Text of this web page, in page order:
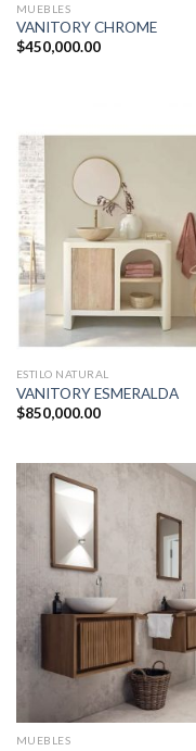
MUEBLES
VANITORY CHROME
$450,000.00
ESTILO NATURAL
VANITORY ESMERALDA
$850,000.00
MUEBLES